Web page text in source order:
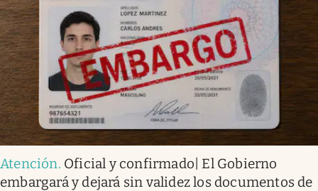
Atención. Oficial y confirmado| El Gobierno
embargará y dejará sin validez los documentos de